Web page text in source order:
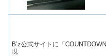
B’z公式サイトに「
現